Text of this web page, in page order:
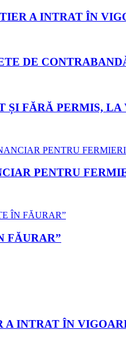
A INTRAT ÎN
DE
ȘI FĂRĂ PERMIS, LA
PENTRU
FĂURAR”
A INTRAT ÎN